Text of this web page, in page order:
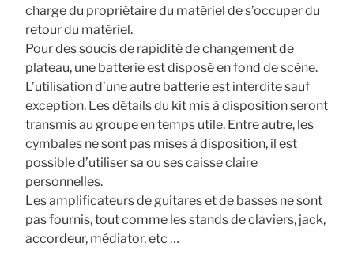
charge du propriétaire du matériel de s’occuper du
retour du matériel.
Pour des soucis de rapidité de changement de
plateau, une batterie est disposé en fond de scène.
L’utilisation d’une autre batterie est interdite sauf
exception. Les détails du kit mis à disposition seront
transmis au groupe en temps utile. Entre autre, les
cymbales ne sont pas mises à disposition, il est
possible d’utiliser sa ou ses caisse claire
personnelles.
Les amplificateurs de guitares et de basses ne sont
pas fournis, tout comme les stands de claviers, jack,
accordeur, médiator, etc …